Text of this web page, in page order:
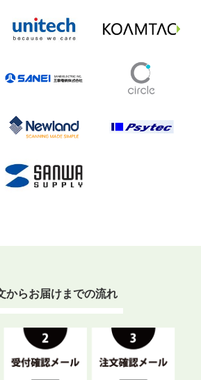
からお届けまでの流れ